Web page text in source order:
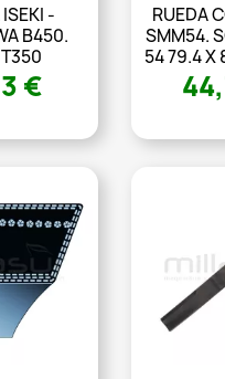
-
B450.
€
RUEDA
SMM54.
54 79.4 X